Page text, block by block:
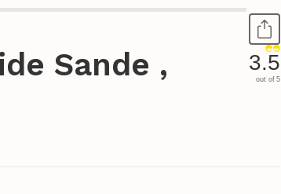
Sande ,
3.5
out of 5